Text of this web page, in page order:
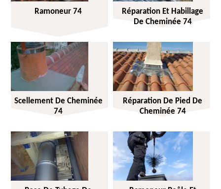
Ramoneur 74
Réparation Et Habillage
De Cheminée 74
Scellement De Cheminée
74
Réparation De Pied De
Cheminée 74